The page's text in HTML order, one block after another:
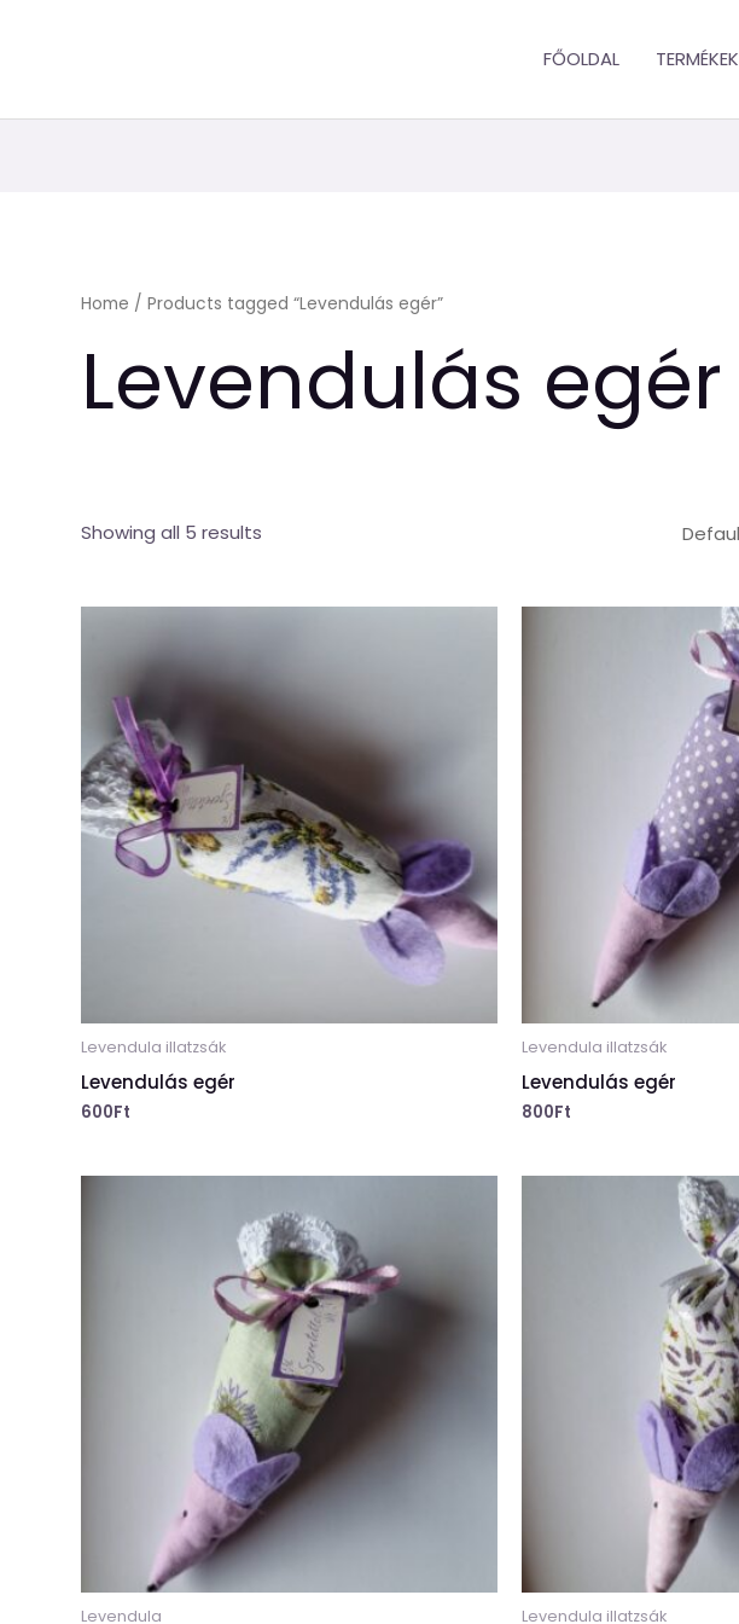
FŐOLDAL TERMÉKEK
Home / Products tagged “Levendulás egér”
Levendulás egér
Showing all 5 results
Levendula illatzsák
Levendulás egér
600Ft
Levendula illatzsák
Levendulás egér
800Ft
Levendula Levendula illatzsák